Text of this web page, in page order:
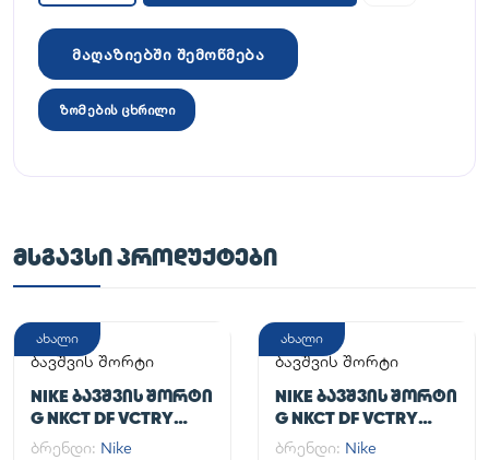
მაღაზიებში შემოწმება
ზომების ცხრილი
ᲛᲡᲒᲐᲕᲡᲘ ᲞᲠᲝᲓᲣᲥᲢᲔᲑᲘ
ახალი
ბავშვის შორტი
NIKE ᲑᲐᲕᲨᲕᲘᲡ ᲨᲝᲠᲢᲘ
G NKCT DF VCTRY
FLOUNCY SKRT
ბრენდი: Nike
ახალი
ბავშვის შორტი
NIKE ᲑᲐᲕᲨᲕᲘᲡ ᲨᲝᲠᲢᲘ
G NKCT DF VCTRY
FLOUNCY SKRT
ბრენდი: Nike